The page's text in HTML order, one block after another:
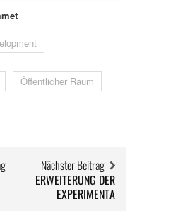
Öffentlicher Raum
Nächster Beitrag
ERWEITERUNG DER
EXPERIMENTA